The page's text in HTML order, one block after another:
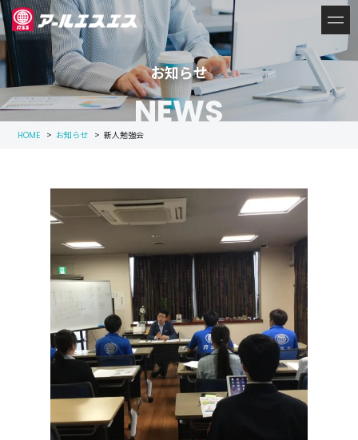
お知らせ
NEWS
HOME > お知らせ > 新人勉強会